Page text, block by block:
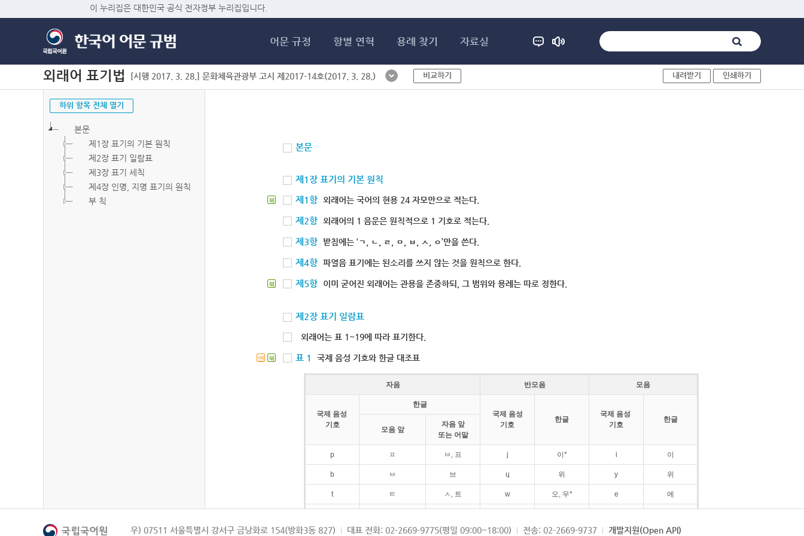
이 누리집은 대한민국 공식 전자정부 누리집입니다.
어문 규정 항별 연혁 용례 찾기 자료실
외래어 표기법 [시행 2017. 3. 28.] 문화체육관광부 고시 제2017-14호(2017. 3. 28.) 비교하기 내려받기 인쇄하기
하위 항목 전체 열기
본문
제1장 표기의 기본 원칙
제2장 표기 일람표
제3장 표기 세칙
제4장 인명, 지명 표기의 원칙
부 칙
본문
제1장 표기의 기본 원칙
북 제1항 외래어는 국어의 현용 24 자모만으로 적는다.
제2항 외래어의 1 음운은 원칙적으로 1 기호로 적는다.
제3항 받침에는 ‘ㄱ, ㄴ, ㄹ, ㅁ, ㅂ, ㅅ, ㅇ’만을 쓴다.
제4항 파열음 표기에는 된소리를 쓰지 않는 것을 원칙으로 한다.
북 제5항 이미 굳어진 외래어는 관용을 존중하되, 그 범위와 용례는 따로 정한다.
제2장 표기 일람표
외래어는 표 1~19에 따라 표기한다.
연 북 표 1 국제 음성 기호와 한글 대조표
자음 반모음 모음
국제 음성
기호
한글
국제 음성
기호
한글
국제 음성
기호
한글
모음 앞
자음 앞
또는 어말
p ㅍ ㅂ, 프 j 이* i 이
b ㅂ 브 ɥ 위 y 위
t ㅌ ㅅ, 트 w 오, 우* e 에
k ㅋ ㄱ, 크 ɛ 에
우) 07511 서울특별시 강서구 금낭화로 154(방화3동 827) 대표 전화: 02-2669-9775(평일 09:00~18:00) 전송: 02-2669-9737 개발지원(Open API)